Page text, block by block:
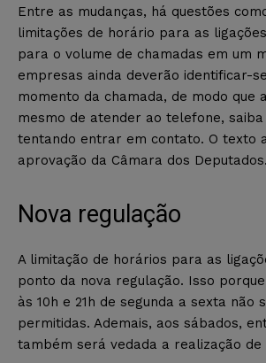
Entre as mudanças, há questões
limitações de horário para as
para o volume de chamadas em um
empresas ainda deverão identificar-
momento da chamada, de modo que
mesmo de atender ao telefone,
tentando entrar em contato. O texto
aprovação da Câmara dos Deputados.
Nova regulação
A limitação de horários para as
ponto da nova regulação. Isso
às 10h e 21h de segunda a sexta não
permitidas. Ademais, aos sábados,
também será vedada a realização de